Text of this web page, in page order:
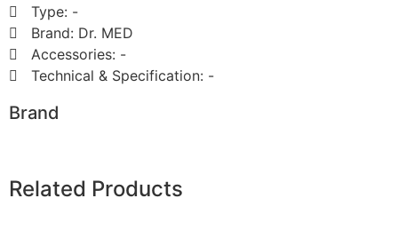
Type: -
Brand: Dr. MED
Accessories: -
Technical & Specification: -
Brand
Related Products